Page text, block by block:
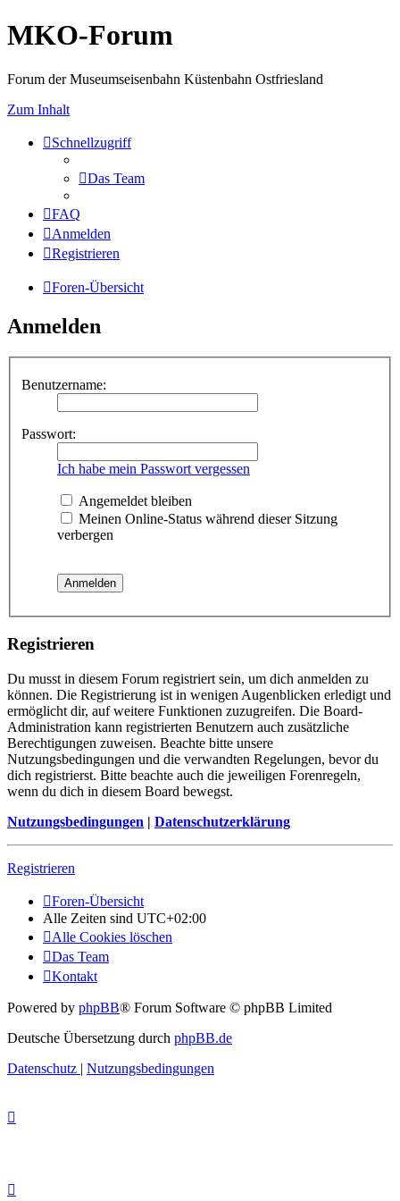
MKO-Forum
Forum der Museumseisenbahn Küstenbahn Ostfriesland
Zum Inhalt
Schnellzugriff
Das Team
FAQ
Anmelden
Registrieren
Foren-Übersicht
Anmelden
Benutzername:
Passwort:
Ich habe mein Passwort vergessen
Angemeldet bleiben
Meinen Online-Status während dieser Sitzung
verbergen
Registrieren
Du musst in diesem Forum registriert sein, um dich anmelden zu
können. Die Registrierung ist in wenigen Augenblicken erledigt und
ermöglicht dir, auf weitere Funktionen zuzugreifen. Die Board-
Administration kann registrierten Benutzern auch zusätzliche
Berechtigungen zuweisen. Beachte bitte unsere
Nutzungsbedingungen und die verwandten Regelungen, bevor du
dich registrierst. Bitte beachte auch die jeweiligen Forenregeln,
wenn du dich in diesem Board bewegst.
Nutzungsbedingungen | Datenschutzerklärung
Registrieren
Foren-Übersicht
Alle Zeiten sind UTC+02:00
Alle Cookies löschen
Das Team
Kontakt
Powered by phpBB® Forum Software © phpBB Limited
Deutsche Übersetzung durch phpBB.de
Datenschutz | Nutzungsbedingungen